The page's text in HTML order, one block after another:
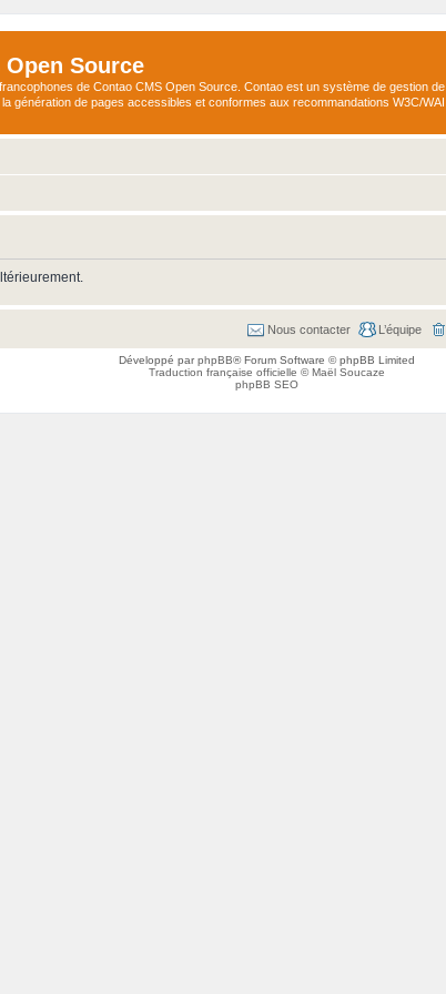
Open Source
de Contao CMS Open Source. Contao est un système de gestion de
génération de pages accessibles et conformes aux recommandations W3C/WAI
L’équipe
Nous contacter
Développé parphpBB® Forum Software © phpBB Limited
Traduction française officielle ©Maël Soucaze
phpBB SEO